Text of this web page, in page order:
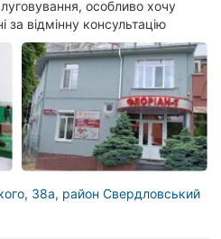
особливо хочу
відмінну консультацію
38а, район Свердловський